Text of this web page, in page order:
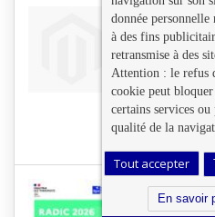
DONNÉES
En savoir plus
TTC: 0,00
Produit sous
RECUEIL
donnée personnelle
à des fins
retransmise à des
Attention : le refus
cookie peut bloquer
certains services
qualité de la
Tout accepter
En savoir